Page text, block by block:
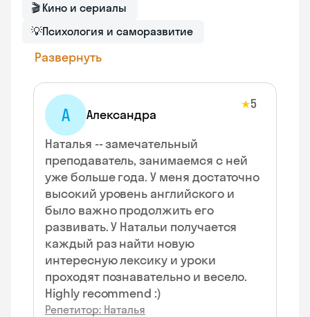
🎬 Кино и сериалы
💡Психология и саморазвитие
Развернуть
А Александра
★5
Наталья -- замечательный
преподаватель, занимаемся с ней
уже больше года. У меня достаточно
высокий уровень английского и
было важно продолжить его
развивать. У Натальи получается
каждый раз найти новую
интересную лексику и уроки
проходят познавательно и весело.
Highly recommend :)
Репетитор: Наталья